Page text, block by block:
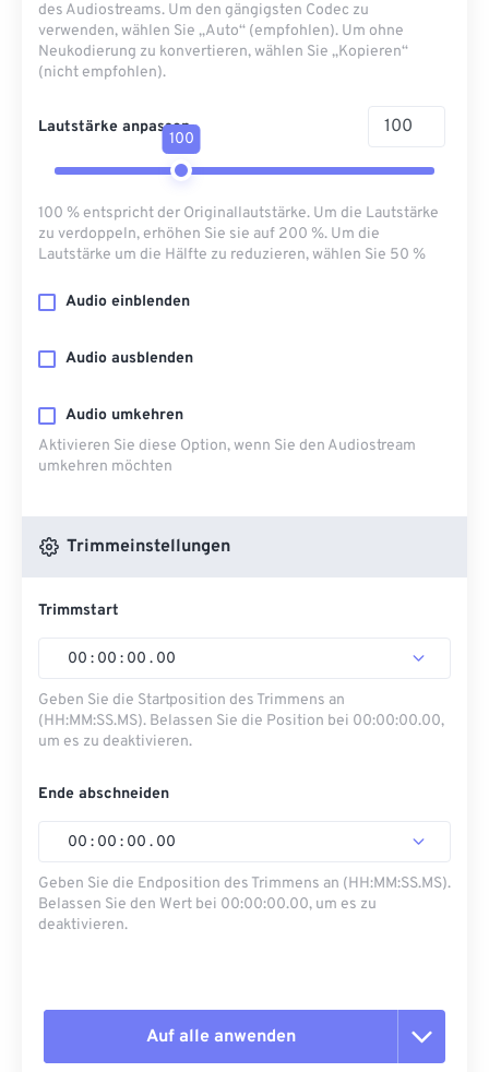
des Audiostreams. Um den gängigsten Codec zu
verwenden, wählen Sie „Auto“ (empfohlen). Um ohne
Neukodierung zu konvertieren, wählen Sie „Kopieren“
(nicht empfohlen).
Lautstärke anpassen
100
100 % entspricht der Originallautstärke. Um die Lautstärke
zu verdoppeln, erhöhen Sie sie auf 200 %. Um die
Lautstärke um die Hälfte zu reduzieren, wählen Sie 50 %
Audio einblenden
Audio ausblenden
Audio umkehren
Aktivieren Sie diese Option, wenn Sie den Audiostream
umkehren möchten
Trimmeinstellungen
Trimmstart
00 : 00 : 00 . 00
Geben Sie die Startposition des Trimmens an
(HH:MM:SS.MS). Belassen Sie die Position bei 00:00:00.00,
um es zu deaktivieren.
Ende abschneiden
00 : 00 : 00 . 00
Geben Sie die Endposition des Trimmens an (HH:MM:SS.MS).
Belassen Sie den Wert bei 00:00:00.00, um es zu
deaktivieren.
Auf alle anwenden